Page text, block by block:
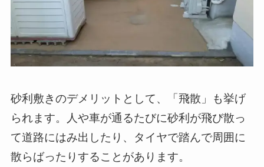
砂利敷きのデメリットとして、「飛散」も挙げ
られます。人や車が通るたびに砂利が飛び散っ
て道路にはみ出したり、タイヤで踏んで周囲に
散らばったりすることがあります。